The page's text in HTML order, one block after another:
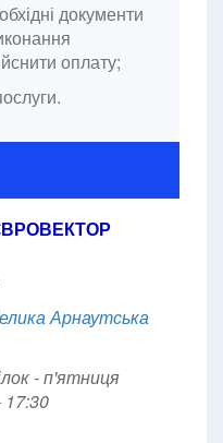
документи
оплату;
Арнаутська
- п'ятниця
17:30